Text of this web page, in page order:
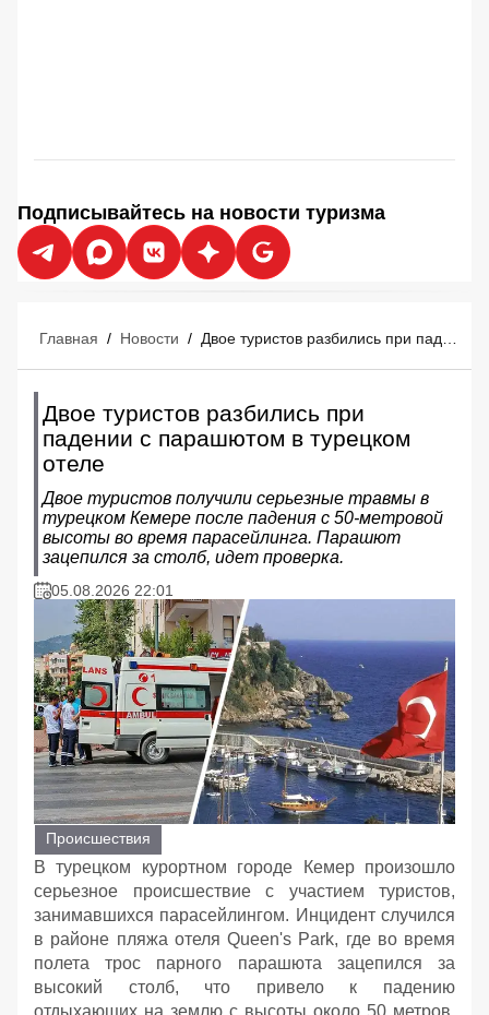
Подписывайтесь на новости туризма
Главная / Новости /
Двое туристов разбились при
падении с парашютом в турецком
отеле
Двое туристов получили серьезные травмы в
турецком Кемере после падения с 50-метровой
высоты во время парасейлинга. Парашют
зацепился за столб, идет проверка.
05.08.2026 22:01
Происшествия
В турецком курортном городе Кемер произошло
серьезное происшествие с участием туристов,
занимавшихся парасейлингом. Инцидент случился
в районе пляжа отеля Queen's Park, где во время
полета трос парного парашюта зацепился за
высокий столб, что привело к падению
отдыхающих на землю с высоты около 50 метров,